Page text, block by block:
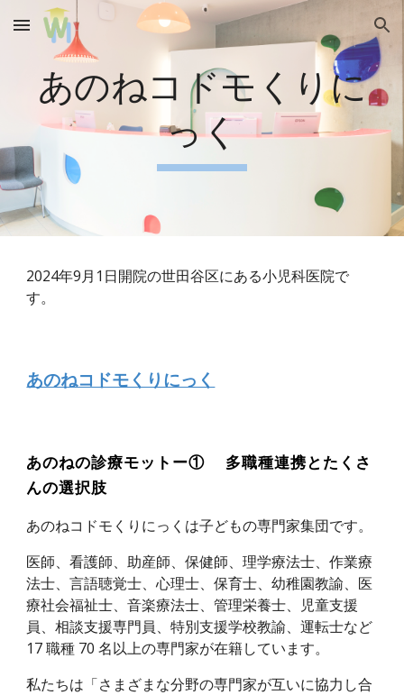
Skip to main content Skip to navigation
あのねコドモくりに
っく
2024年9月1日開院の世田谷区にある小児科医院で
す。
あのねコドモくりにっく
あのねの診療モットー① 多職種連携とたくさ
んの選択肢
あのねコドモくりにっくは子どもの専門家集団です。
医師、看護師、助産師、保健師、理学療法士、作業療
法士、言語聴覚士、心理士、保育士、幼稚園教諭、医
療社会福祉士、音楽療法士、管理栄養士、児童支援
員、相談支援専門員、特別支援学校教諭、運転士など
17 職種 70 名以上の専門家が在籍しています。
私たちは「さまざまな分野の専門家が互いに協力し合